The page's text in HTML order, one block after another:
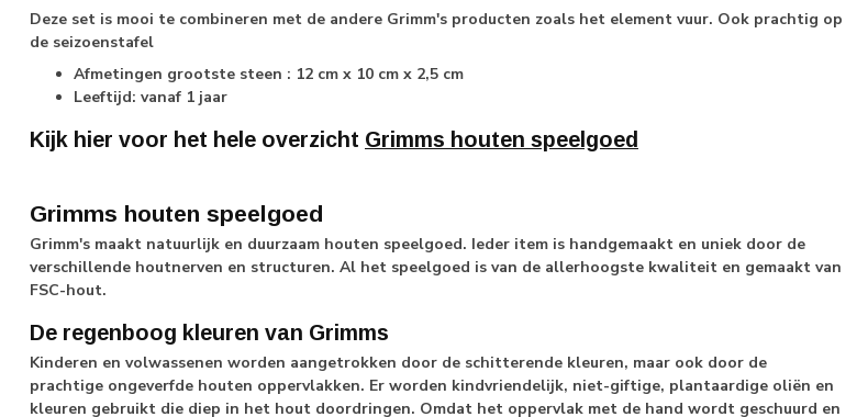
Deze set is mooi te combineren met de andere Grimm's producten zoals het element vuur. Ook prachtig op
de seizoenstafel
Afmetingen grootste steen : 12 cm x 10 cm x 2,5 cm
Leeftijd: vanaf 1 jaar
Kijk hier voor het hele overzicht Grimms houten speelgoed
Grimms houten speelgoed
Grimm's maakt natuurlijk en duurzaam houten speelgoed. Ieder item is handgemaakt en uniek door de
verschillende houtnerven en structuren. Al het speelgoed is van de allerhoogste kwaliteit en gemaakt van
FSC-hout.
De regenboog kleuren van Grimms
Kinderen en volwassenen worden aangetrokken door de schitterende kleuren, maar ook door de
prachtige ongeverfde houten oppervlakken. Er worden kindvriendelijk, niet-giftige, plantaardige oliën en
kleuren gebruikt die diep in het hout doordringen. Omdat het oppervlak met de hand wordt geschuurd en